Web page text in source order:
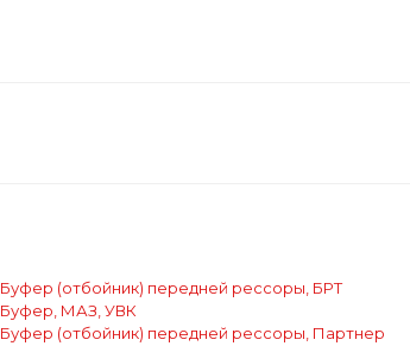
Буфер (отбойник) передней рессоры, БРТ
Буфер, МАЗ, УВК
Буфер (отбойник) передней рессоры, Партнер